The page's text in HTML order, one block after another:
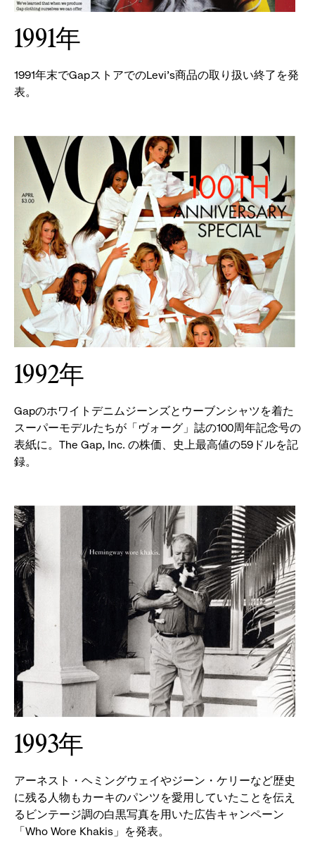
1991年
1991年末でGapストアでのLevi's商品の取り扱い終了を発
表。
1992年
Gapのホワイトデニムジーンズとウーブンシャツを着た
スーパーモデルたちが「ヴォーグ」誌の100周年記念号の
表紙に。The Gap, Inc. の株価、史上最高値の59ドルを記
録。
1993年
アーネスト・ヘミングウェイやジーン・ケリーなど歴史
に残る人物もカーキのパンツを愛用していたことを伝え
るビンテージ調の白黒写真を用いた広告キャンペーン
「Who Wore Khakis」を発表。